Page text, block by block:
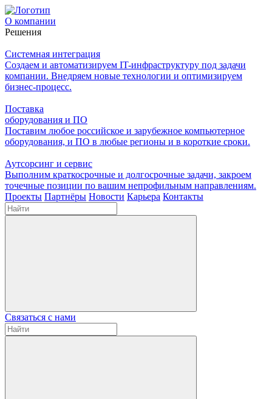
О компании
Решения
Системная интеграция
Создаем и автоматизируем IT-инфраструктуру под задачи
компании. Внедряем новые технологии и оптимизируем
бизнес-процесс.
Поставка
оборудования и ПО
Поставим любое российское и зарубежное компьютерное
оборудования, и ПО в любые регионы и в короткие сроки.
Аутсорсинг и сервис
Выполним краткосрочные и долгосрочные задачи, закроем
точечные позиции по вашим непрофильным направлениям.
Проекты Партнёры Новости Карьера Контакты
Связаться с нами